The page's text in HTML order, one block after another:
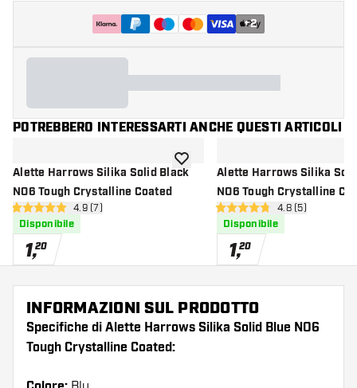
+2
POTREBBERO INTERESSARTI ANCHE QUESTI ARTICOLI
Alette Harrows Silika Solid Black
NO6 Tough Crystalline Coated
apri pannello recensioni
4.9 stelle di valutazione
4.9 (7)
Disponibile
1,20
aggiungi alla lista dei desideri
Alette Harrows Silika
NO6 Tough Crystalline
apri pannello
4.8 stelle di valutazione
4.8 (5)
Disponibile
1,20
INFORMAZIONI SUL PRODOTTO
Specifiche di Alette Harrows Silika Solid Blue NO6
Tough Crystalline Coated: